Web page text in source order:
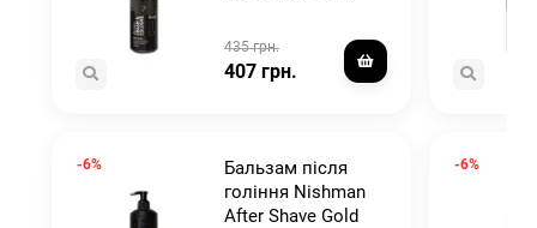
435 грн.
407 грн.
-6%
Бальзам після
гоління Nishman
After Shave Gold
-6%